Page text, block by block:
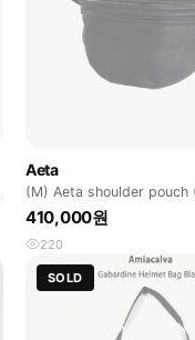
Aeta
410,000원
220
SOLD